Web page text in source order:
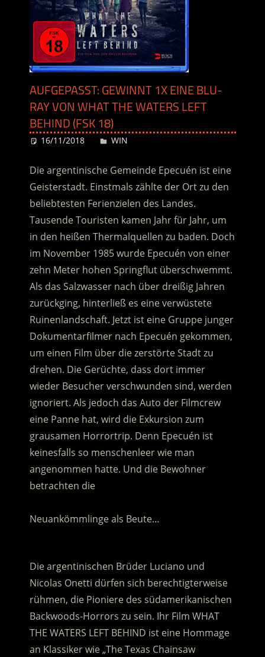
AUFGEPASST: GEWINNT 1X EINE BLU-
RAY VON WHAT THE WATERS LEFT
BEHIND (FSK 18)
16/11/2018 Desiree
WIN
Die argentinische Gemeinde Epecuén ist eine
Geisterstadt. Einstmals zählte der Ort zu den
beliebtesten Ferienzielen des Landes.
Tausende Touristen kamen Jahr für Jahr, um
in den heißen Thermalquellen zu baden. Doch
im November 1985 wurde Epecuén von einer
zehn Meter hohen Springflut überschwemmt.
Als das Salzwasser nach über dreißig Jahren
zurückging, hinterließ es eine verwüstete
Ruinenlandschaft. Jetzt ist eine Gruppe junger
Dokumentarfilmer nach Epecuén gekommen,
um einen Film über die zerstörte Stadt zu
drehen. Die Gerüchte, dass dort immer
wieder Besucher verschwunden sind, werden
ignoriert. Als jedoch das Auto der Filmcrew
eine Panne hat, wird die Exkursion zum
grausamen Horrortrip. Denn Epecuén ist
keinesfalls so menschenleer wie man
angenommen hatte. Und die Bewohner
betrachten die
Neuankömmlinge als Beute…
Die argentinischen Brüder Luciano und
Nicolas Onetti dürfen sich berechtigterweise
rühmen, die Pioniere des südamerikanischen
Backwoods-Horrors zu sein. Ihr Film WHAT
THE WATERS LEFT BEHIND ist eine Hommage
an Klassiker wie „The Texas Chainsaw